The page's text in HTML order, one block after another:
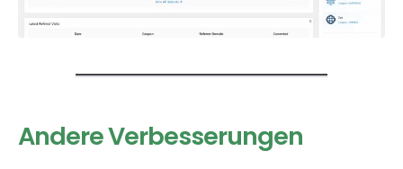
Andere Verbesserungen